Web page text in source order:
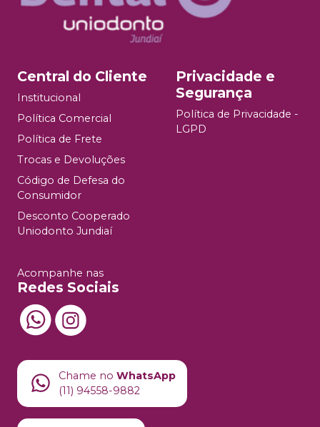
Central do Cliente
Institucional
Política Comercial
Política de Frete
Trocas e Devoluções
Código de Defesa do
Consumidor
Desconto Cooperado
Uniodonto Jundiaí
Privacidade e
Segurança
Política de Privacidade -
LGPD
Acompanhe nas
Redes Sociais
Chame no WhatsApp
(11) 94558-9882